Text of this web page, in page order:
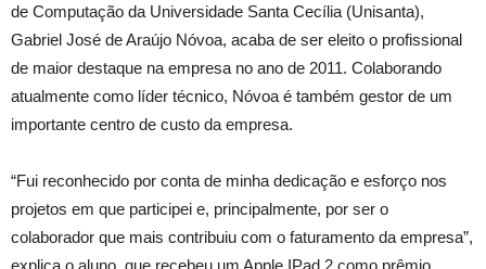
de Computação da Universidade Santa Cecília (Unisanta),
Gabriel José de Araújo Nóvoa, acaba de ser eleito o profissional
de maior destaque na empresa no ano de 2011. Colaborando
atualmente como líder técnico, Nóvoa é também gestor de um
importante centro de custo da empresa.
“Fui reconhecido por conta de minha dedicação e esforço nos
projetos em que participei e, principalmente, por ser o
colaborador que mais contribuiu com o faturamento da empresa”,
explica o aluno, que recebeu um Apple IPad 2 como prêmio.